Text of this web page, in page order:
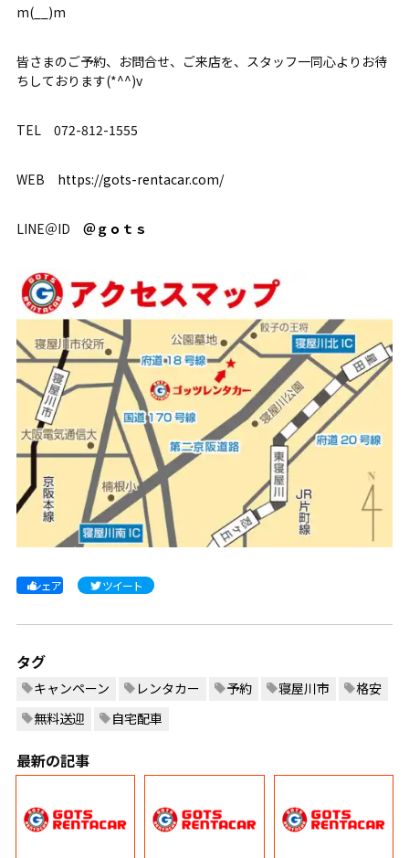
m(__)m
皆さまのご予約、お問合せ、ご来店を、スタッフ一同心よりお待
ちしております(*^^)v
TEL 072-812-1555
WEB https://gots-rentacar.com/
LINE＠ID ＠ｇｏｔｓ
シェア ツイート
タグ
キャンペーン レンタカー 予約 寝屋川市
格安
無料送迎
自宅配車
最新の記事